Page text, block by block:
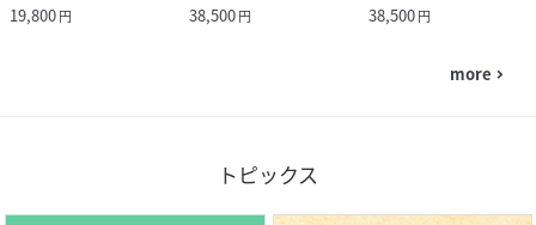
19,800円 38,500円 38,500円
more navigate_next
トピックス